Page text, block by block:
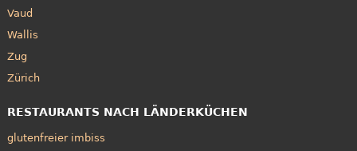
Vaud
Wallis
Zug
Zürich
RESTAURANTS NACH LÄNDERKÜCHEN
glutenfreier imbiss